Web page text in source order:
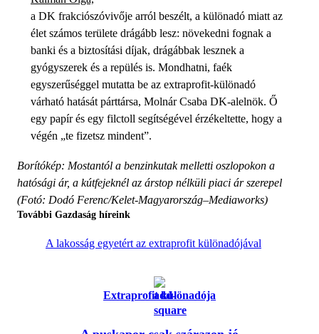
a DK frakciószóvivője arról beszélt, a különadó miatt az
élet számos területe drágább lesz: növekedni fognak a
banki és a biztosítási díjak, drágábbak lesznek a
gyógyszerek és a repülés is. Mondhatni, faék
egyszerűséggel mutatta be az extraprofit-különadó
várható hatását párttársa, Molnár Csaba DK-alelnök. Ő
egy papír és egy filctoll segítségével érzékeltette, hogy a
végén „te fizetsz mindent”.
Borítókép: Mostantól a benzinkutak melletti oszlopokon a
hatósági ár, a kútfejeknél az árstop nélküli piaci ár szerepel
(Fotó: Dodó Ferenc/Kelet-Magyarország–Mediaworks)
További Gazdaság híreink
A lakosság egyetért az extraprofit különadójával
Extraprofit különadója